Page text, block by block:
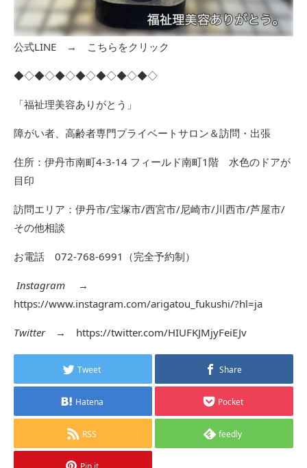
公式LINE → こちらをクリック
◆◇◆◇◆◇◆◇◆◇◆◇◆◇
「福祉理美容ありがとう」
障がい者、高齢者専門プライベートサロン＆訪問・出張
住所：伊丹市南町4-3-14 フィールド南町1階 水色のドアが
目印
訪問エリア：伊丹市/宝塚市/西宮市/尼崎市/川西市/芦屋市/
その他相談
お電話 072-768-6991（完全予約制）
Instagram →
https://www.instagram.com/arigatou_fukushi/?hl=ja
Twitter→ https://twitter.com/HIUFKJMjyFeiEJv
Tweet Share
Hatena Pocket
RSS feedly